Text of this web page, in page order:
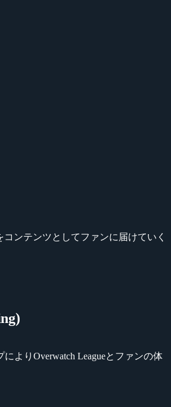
コンテンツとしてファンに届けていく
よりOverwatch Leagueとファンの体